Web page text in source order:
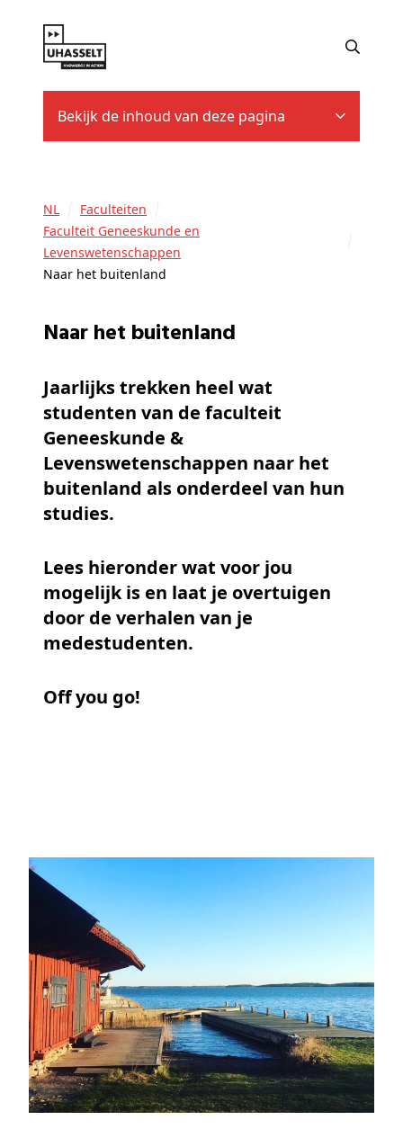
Bekijk de inhoud van deze pagina
NL
Faculteiten
Faculteit Geneeskunde en
Levenswetenschappen
Naar het buitenland
Naar het buitenland
Jaarlijks trekken heel wat
studenten van de faculteit
Geneeskunde &
Levenswetenschappen naar het
buitenland als onderdeel van hun
studies.
Lees hieronder wat voor jou
mogelijk is en laat je overtuigen
door de verhalen van je
medestudenten.
Off you go!